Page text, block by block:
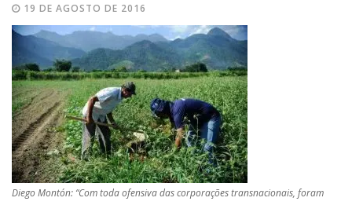
19 DE AGOSTO DE 2016
Diego Montón: “Com toda ofensiva das corporações transnacionais, foram